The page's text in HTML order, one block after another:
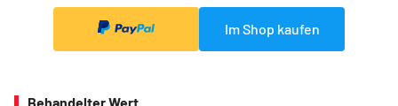
Im Shop kaufen
Behandelter Wert